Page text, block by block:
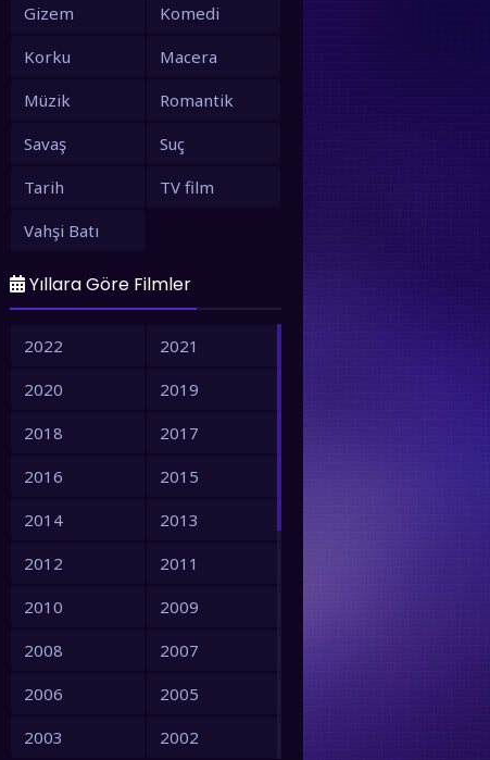
Gizem
Komedi
Korku
Macera
Müzik
Romantik
Savaş
Suç
Tarih
TV film
Vahşi Batı
Yıllara Göre Filmler
2022
2021
2020
2019
2018
2017
2016
2015
2014
2013
2012
2011
2010
2009
2008
2007
2006
2005
2003
2002